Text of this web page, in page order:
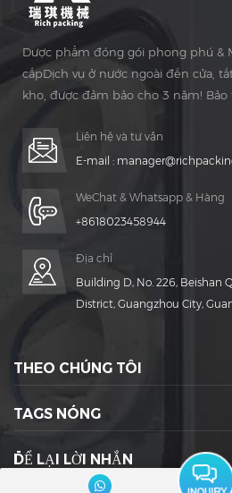
Dược phẩm đóng gói phong phú &
cấpDịch vụ ở nước ngoài đến cửa,
kho, được đảm bảo cho 3 năm!
Liên hệ và tư vấn
E-mail :
WeChat & Whatsapp & Hàng
+8618023458944
Địa chỉ
Building D, No. 226, Beishan
District, Guangzhou City,
THEO CHÚNG TÔI
TAGS NÓNG
ĐỂ LẠI LỜI NHẮN